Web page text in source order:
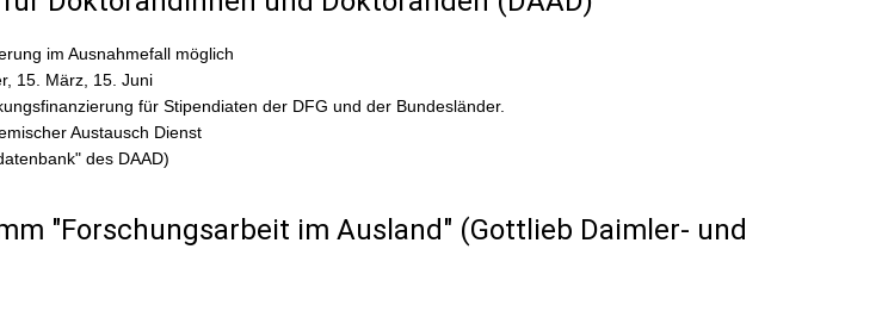
im Ausnahmefall möglich
15. März, 15. Juni
für Stipendiaten der DFG und der Bundesländer.
Austausch Dienst
des DAAD)
"Forschungsarbeit im Ausland" (Gottlieb Daimler- und